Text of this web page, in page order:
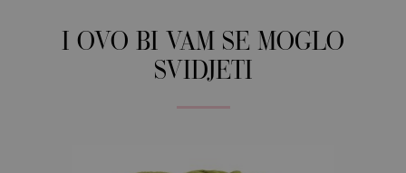
I OVO BI VAM SE MOGLO
SVIDJETI